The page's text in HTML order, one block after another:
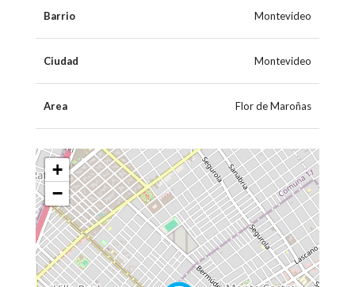
Barrio Montevideo
Ciudad Montevideo
Area Flor de Maroñas
+
−